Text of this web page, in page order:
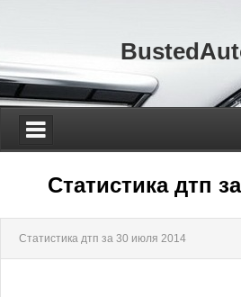
Статистика дтп
Статистика дтп за 30 июля 2014